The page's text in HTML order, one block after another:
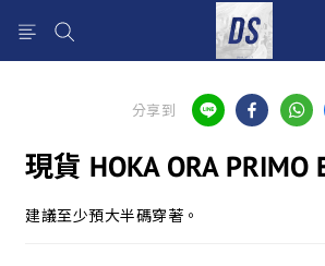
分享到
現貨 HOKA ORA PRIMO
建議至少預大半碼穿著。